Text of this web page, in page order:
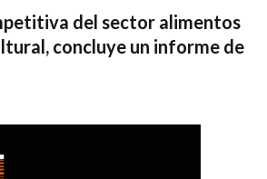
del sector alimentos
concluye un informe de